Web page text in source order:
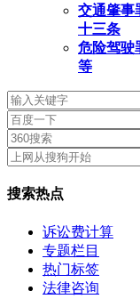
交通肇事
十三条
危险驾驶
等
搜索热点
诉讼费计算
专题栏目
热门标签
法律咨询